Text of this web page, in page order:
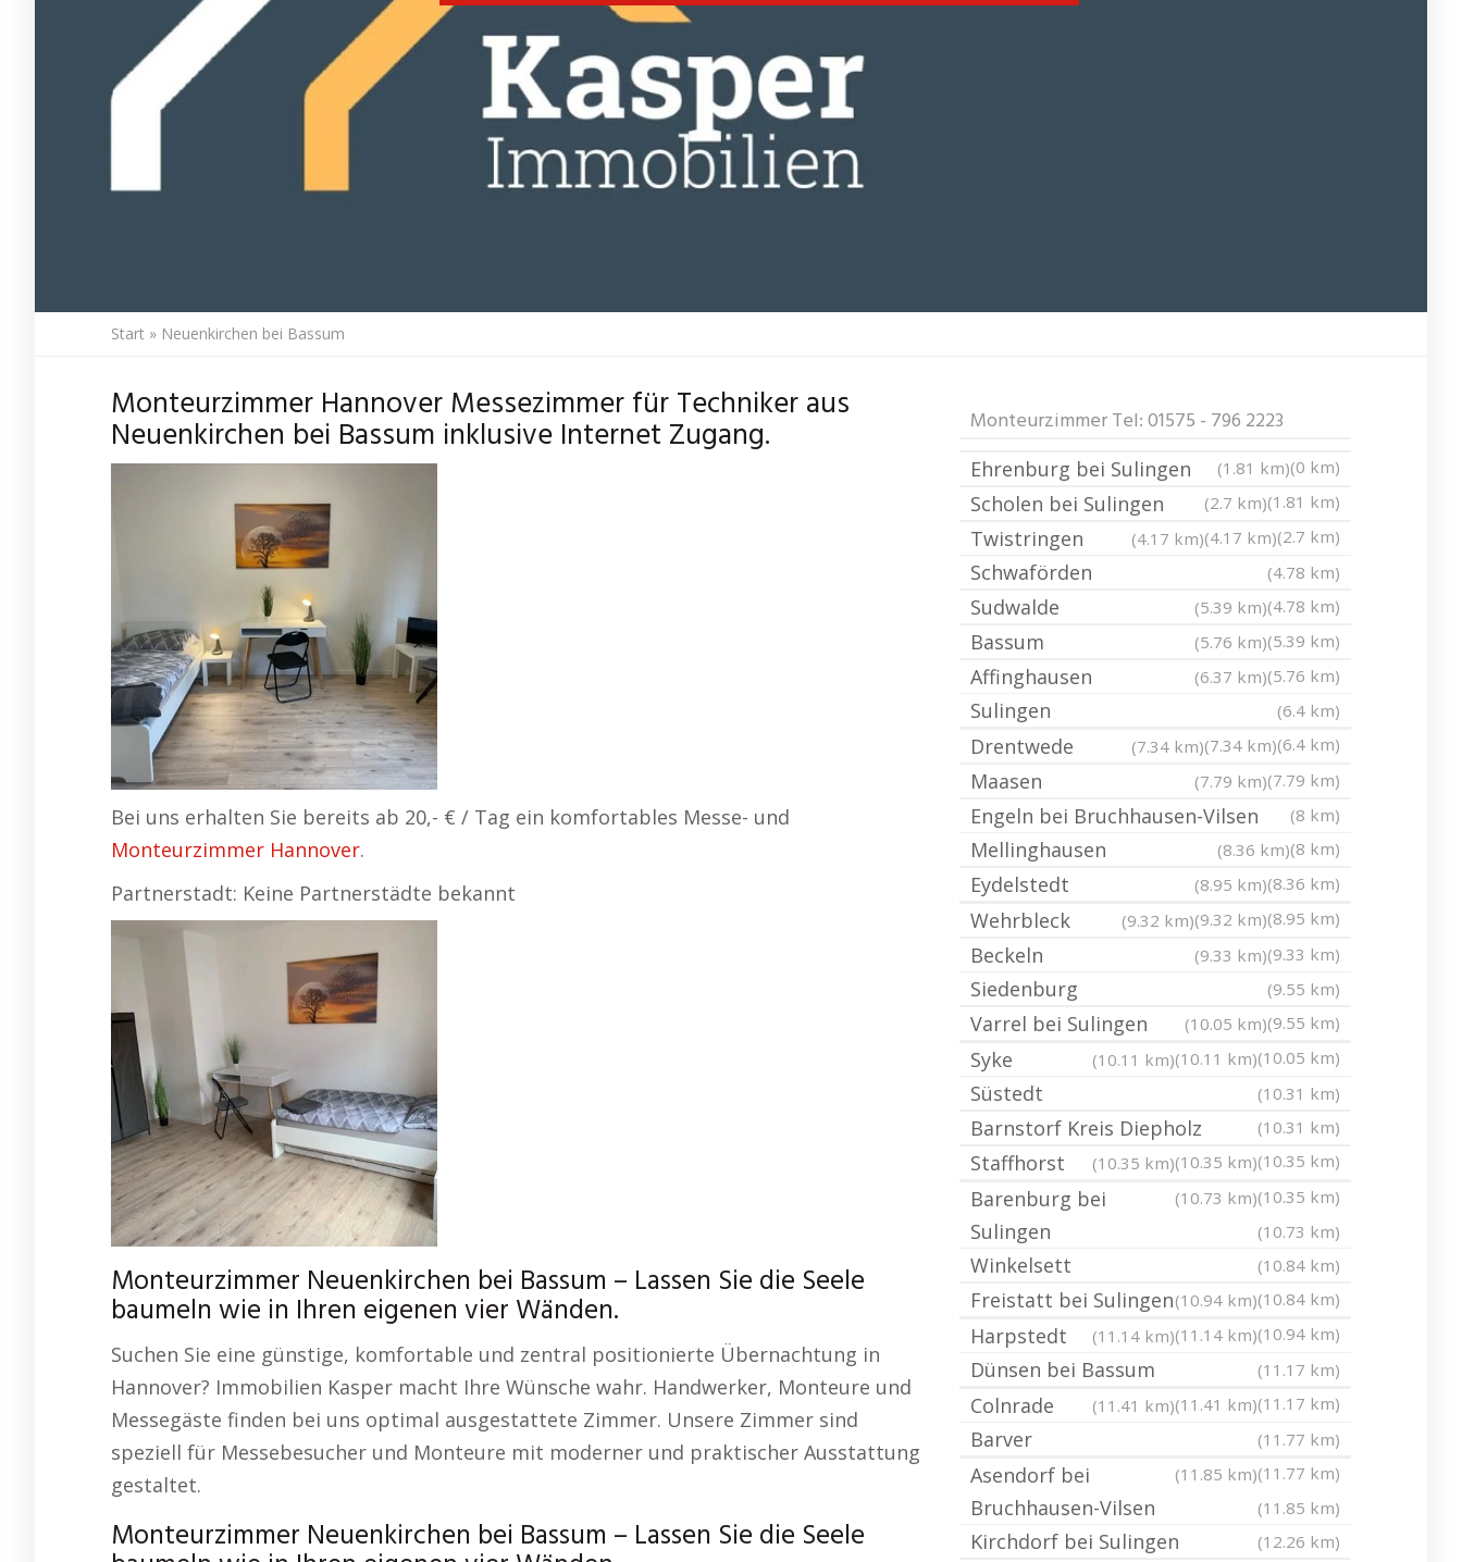
Start » Neuenkirchen bei Bassum
Monteurzimmer Hannover Messezimmer für Techniker aus
Neuenkirchen bei Bassum inklusive Internet Zugang.
Bei uns erhalten Sie bereits ab 20,- € / Tag ein komfortables Messe- und
Monteurzimmer Hannover.
Partnerstadt: Keine Partnerstädte bekannt
Monteurzimmer Neuenkirchen bei Bassum – Lassen Sie die Seele
baumeln wie in Ihren eigenen vier Wänden.
Suchen Sie eine günstige, komfortable und zentral positionierte Übernachtung in
Hannover? Immobilien Kasper macht Ihre Wünsche wahr. Handwerker, Monteure und
Messegäste finden bei uns optimal ausgestattete Zimmer. Unsere Zimmer sind
speziell für Messebesucher und Monteure mit moderner und praktischer Ausstattung
gestaltet.
Monteurzimmer Neuenkirchen bei Bassum – Lassen Sie die Seele
Monteurzimmer Tel: 01575 - 796 2223
(0 km)
(1.81 km)
Ehrenburg bei Sulingen
(1.81 km)
(2.7 km)
Scholen bei Sulingen
(2.7 km)
(4.17 km)
Twistringen (4.17 km)
Schwaförden
(4.78 km)
(4.78 km)
Sudwalde
(5.39 km)
(5.39 km)
Bassum
(5.76 km)
(5.76 km)
Affinghausen (6.37 km)
Sulingen
(6.4 km)
(6.4 km)
(7.34 km)
Drentwede
(7.34 km)
(7.79 km)
Maasen
(7.79 km)
(8 km)
Engeln bei Bruchhausen-Vilsen
(8 km)
Mellinghausen
(8.36 km)
(8.36 km)
Eydelstedt
(8.95 km)
(8.95 km)
(9.32 km)
Wehrbleck
(9.32 km)
(9.33 km)
Beckeln (9.33 km)
Siedenburg
(9.55 km)
(9.55 km)
Varrel bei Sulingen
(10.05 km)
(10.05 km)
(10.11 km)
Syke (10.11 km)
Süstedt
(10.31 km)
(10.31 km)
Barnstorf Kreis Diepholz
(10.35 km)
(10.35 km)
Staffhorst
(10.35 km)
(10.35 km)
(10.73 km)
Barenburg bei
Sulingen
(10.73 km)
Winkelsett
(10.84 km)
(10.84 km)
Freistatt bei Sulingen(10.94 km)
(10.94 km)
(11.14 km)
Harpstedt (11.14 km)
Dünsen bei Bassum
(11.17 km)
(11.17 km)
(11.41 km)
Colnrade (11.41 km)
Barver
(11.77 km)
(11.77 km)
(11.85 km)
Asendorf bei
Bruchhausen-Vilsen
(11.85 km)
Kirchdorf bei Sulingen
(12.26 km)